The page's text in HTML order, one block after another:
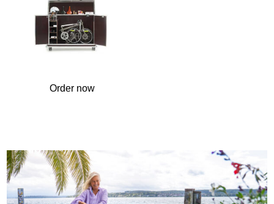
Order now